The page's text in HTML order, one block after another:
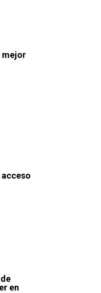
mejor
en